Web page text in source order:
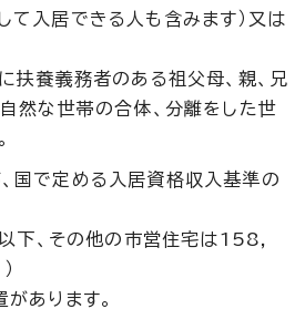
入居できる人も含みます）又は
扶養義務者のある祖父母、親、兄
然な世帯の合体、分離をした世
国で定める入居資格収入基準の
下、その他の市営住宅は158，
あります。